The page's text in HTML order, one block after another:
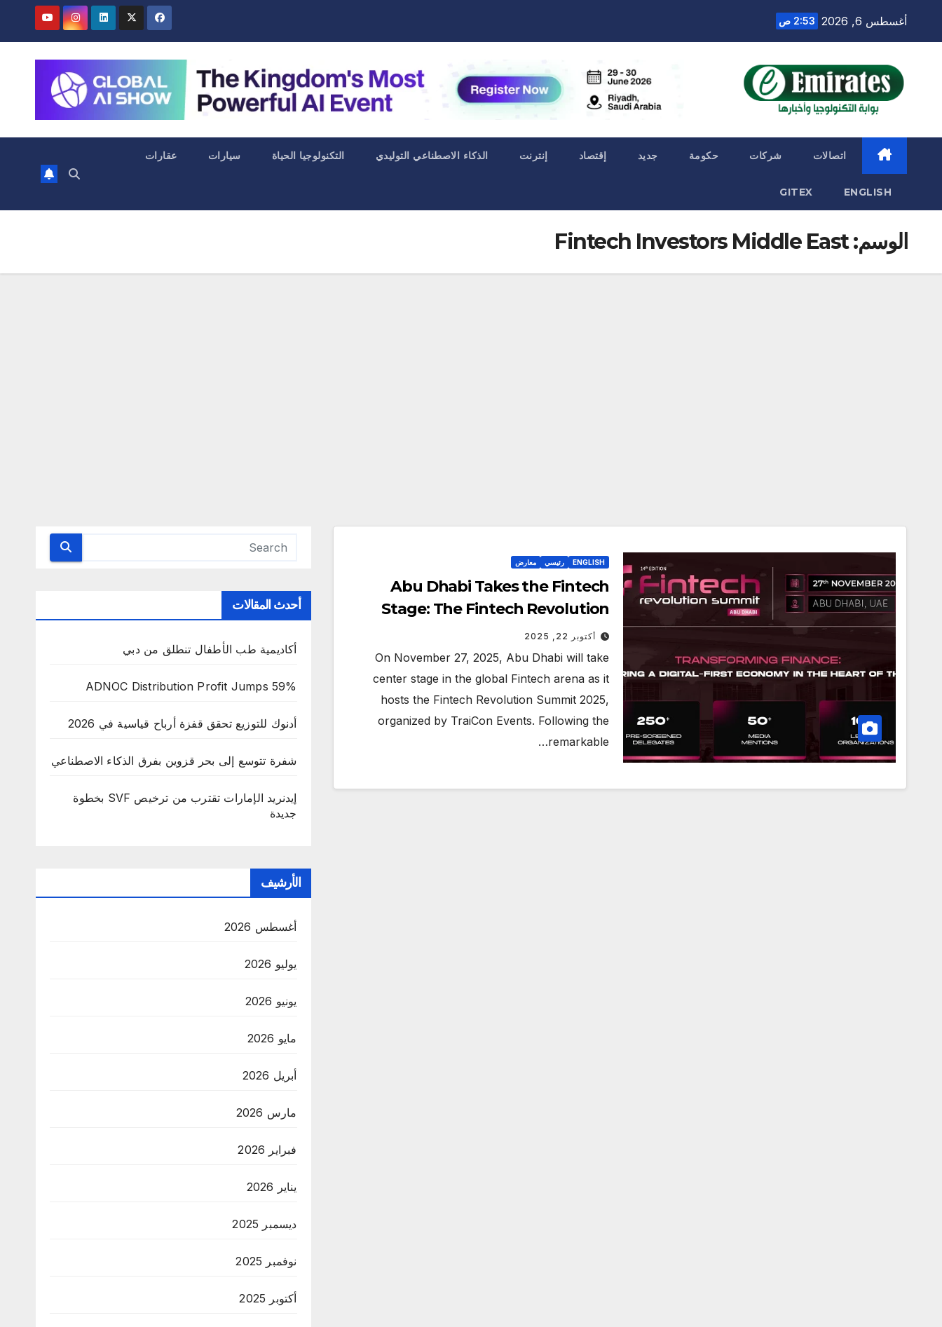
أغسطس 6, 2026 2:53 ص
اتصالات شركات حكومة جديد إقتصاد إنترنت الذكاء الاصطناعي التوليدي التكنولوجيا الحياة سيارات عقارات
ENGLISH
GITEX
الوسم:Fintech Investors Middle East
ENGLISH رئيسي معارض
Abu Dhabi Takes the Fintech
Stage: The Fintech Revolution
Summit 2025 Set to Redefine the
Future of Finance
أكتوبر 22, 2025
On November 27, 2025, Abu Dhabi will take
center stage in the global Fintech arena as it
hosts the Fintech Revolution Summit 2025,
organized by TraiCon Events. Following the
remarkable…
أحدث المقالات
أكاديمية طب الأطفال تنطلق من دبي
ADNOC Distribution Profit Jumps 59%
أدنوك للتوزيع تحقق قفزة أرباح قياسية في 2026
شفرة تتوسع إلى بحر قزوين بفرق الذكاء الاصطناعي
إيدنريد الإمارات تقترب من ترخيص SVF بخطوة
جديدة
الأرشيف
أغسطس 2026
يوليو 2026
يونيو 2026
مايو 2026
أبريل 2026
مارس 2026
فبراير 2026
يناير 2026
ديسمبر 2025
نوفمبر 2025
أكتوبر 2025